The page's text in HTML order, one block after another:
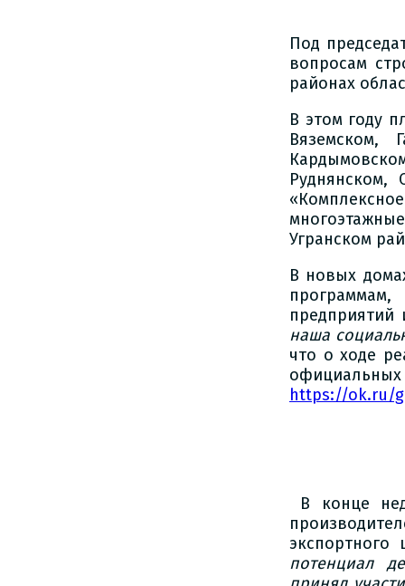
Под
вопросам
районах
В этом году
Вяземском,
Угранском
В новых
предприятий
наша
что о ходе
https://ok.ru/
В конце
экспортного
потенциал